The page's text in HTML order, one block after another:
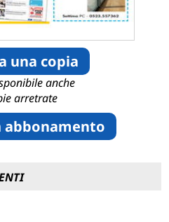
una copia
anche
arretrate
abbonamento